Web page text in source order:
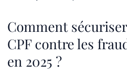
Comment
CPF contre les
en 2025 ?